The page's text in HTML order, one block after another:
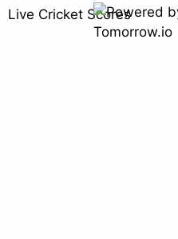
Live Cricket Scores